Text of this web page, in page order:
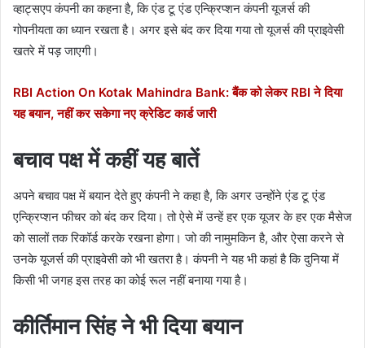
व्हाट्सएप कंपनी का कहना है, कि एंड टू एंड एन्क्रिप्शन कंपनी यूजर्स की
गोपनीयता का ध्यान रखता है। अगर इसे बंद कर दिया गया तो यूजर्स की प्राइवेसी
खतरे में पड़ जाएगी।
RBI Action On Kotak Mahindra Bank: बैंक को लेकर RBI ने दिया
यह बयान, नहीं कर सकेगा नए क्रेडिट कार्ड जारी
बचाव पक्ष में कहीं यह बातें
अपने बचाव पक्ष में बयान देते हुए कंपनी ने कहा है, कि अगर उन्होंने एंड टू एंड
एन्क्रिप्शन फीचर को बंद कर दिया। तो ऐसे में उन्हें हर एक यूजर के हर एक मैसेज
को सालों तक रिकॉर्ड करके रखना होगा। जो की नामुमकिन है, और ऐसा करने से
उनके यूजर्स की प्राइवेसी को भी खतरा है। कंपनी ने यह भी कहां है कि दुनिया में
किसी भी जगह इस तरह का कोई रूल नहीं बनाया गया है।
कीर्तिमान सिंह ने भी दिया बयान